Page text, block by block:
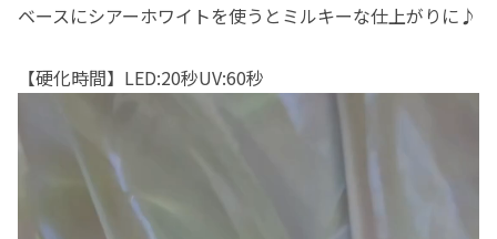
ベースにシアーホワイトを使うとミルキーな仕上がりに♪
【硬化時間】LED:20秒UV:60秒